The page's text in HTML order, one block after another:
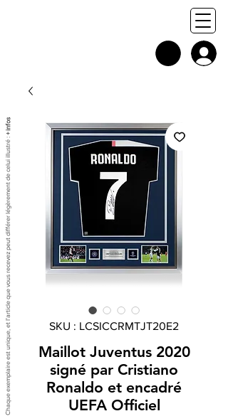
SKU : LCSICCRMTJT20E2
Maillot Juventus 2020
signé par Cristiano
Ronaldo et encadré
UEFA Officiel
Chaque exemplaire est unique, et l'article que vous recevez peut différer légèrement de celui illustré :
+ infos